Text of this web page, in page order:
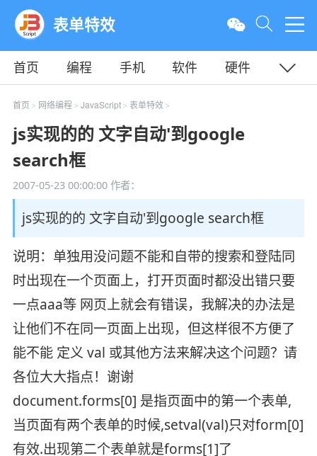
表单特效
首页 编程 手机 软件
硬件
教程
平面 服务器
首页 > 网络编程 > JavaScript> 表单特效 >
js实现的的 文字自动'到google
search框
2007-05-23 00:00:00作者：
js实现的的 文字自动'到google search框
说明：单独用没问题不能和自带的搜索和登陆同
时出现在一个页面上，打开页面时都没出错只要
一点aaa等 网页上就会有错误，我解决的办法是
让他们不在同一页面上出现，但这样很不方便了
能不能 定义 val 或其他方法来解决这个问题？请
各位大大指点！谢谢
document.forms[0] 是指页面中的第一个表单,
当页面有两个表单的时候,setval(val)只对form[0]
有效.出现第二个表单就是forms[1]了